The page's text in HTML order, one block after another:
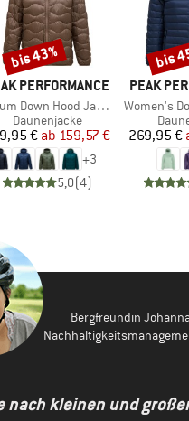
PERFORMANCE
Down Hood Jacket
Produktgruppe
Daunenjacke
Preis
€ reduzierter Preis
ab 159,57 €
+3
5,0(4)
Rabatt
bis 43%
MARKE
PEAK
Artikel
Women's Down
269,95 €
Rabatt
bis
Bergfreundin
nach kleinen und